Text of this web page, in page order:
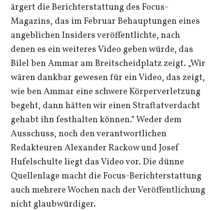
ärgert die Berichterstattung des Focus-
Magazins, das im Februar Behauptungen eines
angeblichen Insiders veröffentlichte, nach
denen es ein weiteres Video geben würde, das
Bilel ben Ammar am Breitscheidplatz zeigt. „Wir
wären dankbar gewesen für ein Video, das zeigt,
wie ben Ammar eine schwere Körperverletzung
begeht, dann hätten wir einen Straftatverdacht
gehabt ihn festhalten können.“ Weder dem
Ausschuss, noch den verantwortlichen
Redakteuren Alexander Rackow und Josef
Hufelschulte liegt das Video vor. Die dünne
Quellenlage macht die Focus-Berichterstattung
auch mehrere Wochen nach der Veröffentlichung
nicht glaubwürdiger.